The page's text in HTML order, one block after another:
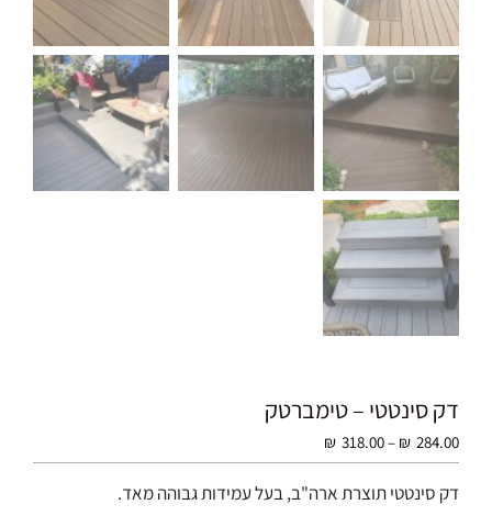
דק סינטטי – טימברטק
₪ 284.00
–
₪ 318.00
מחירים:
דק סינטטי תוצרת ארה"ב, בעל עמידות גבוהה מאד.